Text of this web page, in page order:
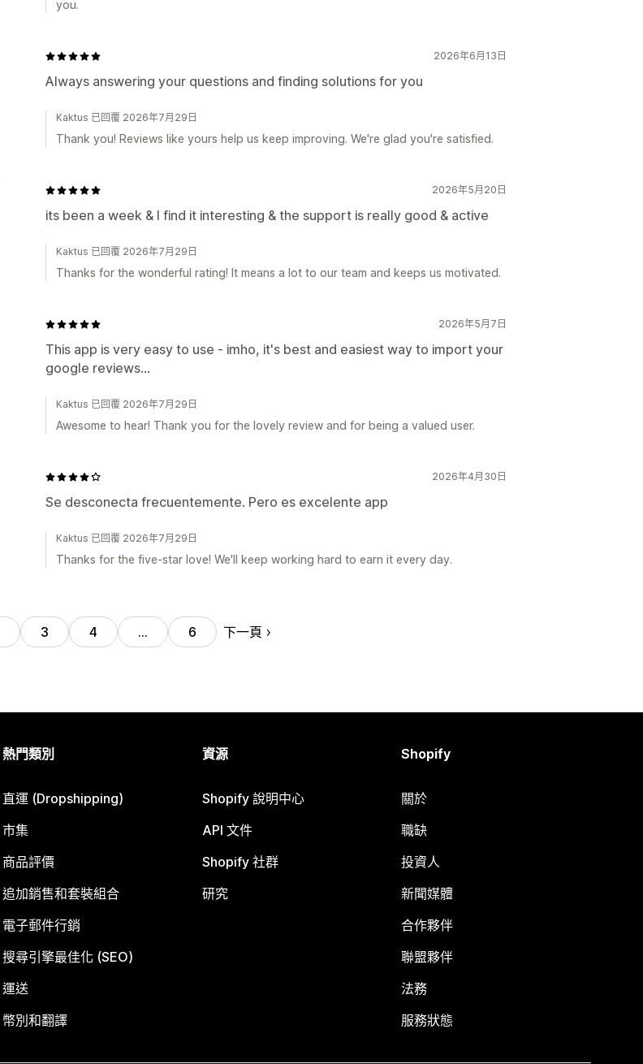
you.
2026年6月13日
Always answering your questions and finding solutions for you
Kaktus 已回覆 2026年7月29日
Thank you! Reviews like yours help us keep improving. We're glad you're satisfied.
2026年5月20日
its been a week & I find it interesting & the support is really good & active
Kaktus 已回覆 2026年7月29日
Thanks for the wonderful rating! It means a lot to our team and keeps us motivated.
2026年5月7日
This app is very easy to use - imho, it's best and easiest way to import your
google reviews...
Kaktus 已回覆 2026年7月29日
Awesome to hear! Thank you for the lovely review and for being a valued user.
2026年4月30日
Se desconecta frecuentemente. Pero es excelente app
Kaktus 已回覆 2026年7月29日
Thanks for the five-star love! We'll keep working hard to earn it every day.
3 4 … 6 下一頁
熱門類別
直運 (Dropshipping)
市集
商品評價
追加銷售和套裝組合
電子郵件行銷
搜尋引擎最佳化 (SEO)
運送
幣別和翻譯
資源
Shopify 說明中心
API 文件
Shopify 社群
研究
Shopify
關於
職缺
投資人
新聞媒體
合作夥伴
聯盟夥伴
法務
服務狀態